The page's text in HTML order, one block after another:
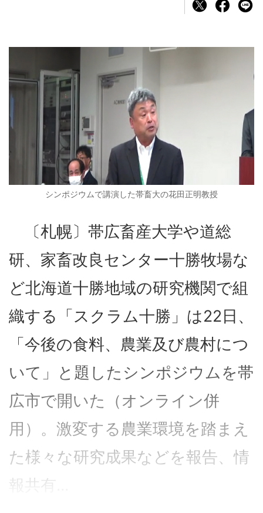
シンポジウムで講演した帯畜大の花田正明教授
〔札幌〕帯広畜産大学や道総
研、家畜改良センター十勝牧場な
ど北海道十勝地域の研究機関で組
織する「スクラム十勝」は22日、
「今後の食料、農業及び農村につ
いて」と題したシンポジウムを帯
広市で開いた（オンライン併
用）。激変する農業環境を踏まえ
た様々な研究成果などを報告、情
報共有...